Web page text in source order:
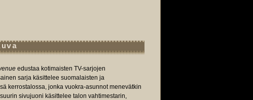
edustaa kotimaisten TV-sarjojen
sarja käsittelee suomalaisten ja
kerrostalossa, jonka vuokra-asunnot menevätkin
sivujuoni käsittelee talon vahtimestarin,